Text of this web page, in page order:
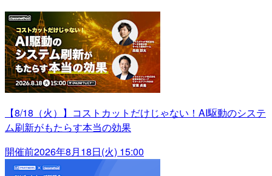
【8/18（火）】コストカットだけじゃない！AI駆動のシステ
ム刷新がもたらす本当の効果
開催前2026年8月18日(火) 15:00